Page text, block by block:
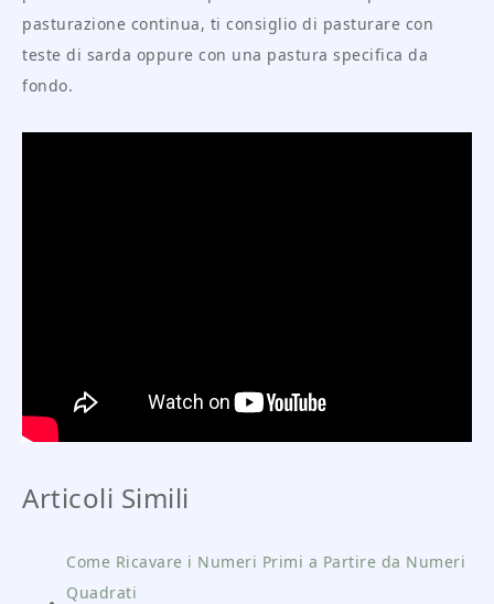
pasturazione continua, ti consiglio di pasturare con
teste di sarda oppure con una pastura specifica da
fondo.
Articoli Simili
Come Ricavare i Numeri Primi a Partire da Numeri
Quadrati